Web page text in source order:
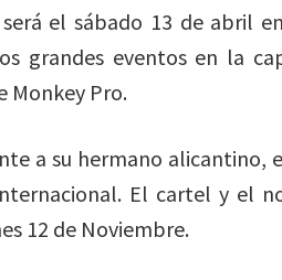
será el sábado 13 de abril
grandes eventos en la
Monkey Pro.
a su hermano alicantino,
El cartel y el
12 de Noviembre.